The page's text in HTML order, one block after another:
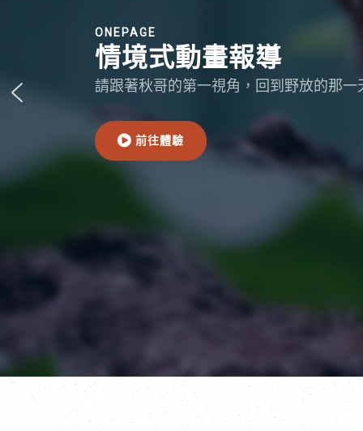
ONEPAGE
情境式動畫報導
請跟著秋哥的第一視角，回到野放的那一
前往體驗